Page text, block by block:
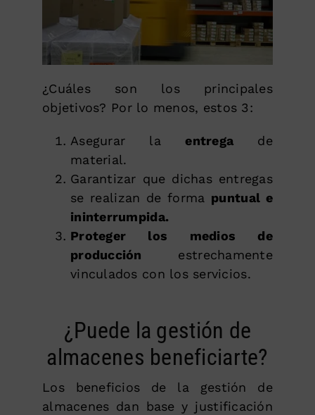
¿Cuáles son los principales
objetivos? Por lo menos, estos 3:
Asegurar laentrega de
material.
Garantizar que dichas entregas
se realizan de forma puntual e
ininterrumpida.
Proteger los medios de
producción estrechamente
vinculados con los servicios.
¿Puede la gestión de
almacenes beneficiarte?
Los beneficios de la gestión de
almacenes dan base y justificación